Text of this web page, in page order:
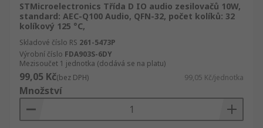
STMicroelectronics Třída D IO audio zesilovačů 10W,
standard: AEC-Q100 Audio, QFN-32, počet kolíků: 32
kolíkový 125 °C,
Skladové číslo RS 261-5473P
Výrobní číslo FDA903S-6DY
Mezisoučet 1 jednotka (dodává se na platu)
99,05 Kč(bez DPH) 99,05 Kč/jednotka
Množství